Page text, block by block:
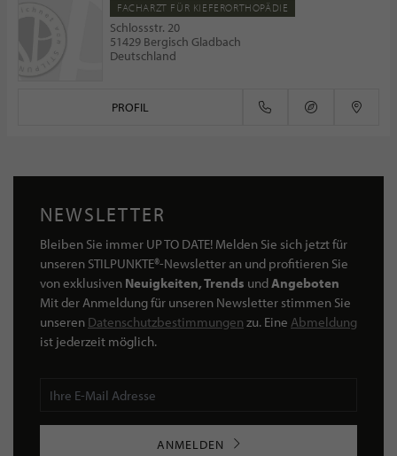
FACHARZT FÜR KIEFERORTHOPÄDIE
Schlossstr. 20
51429 Bergisch Gladbach
Deutschland
PROFIL
NEWSLETTER
Bleiben Sie immer UP TO DATE! Melden Sie sich jetzt für
unseren STILPUNKTE®-Newsletter an und profitieren Sie
von exklusiven Neuigkeiten, Trends undAngeboten
Mit der Anmeldung für unseren Newsletter stimmen Sie
unseren Datenschutzbestimmungen zu. Eine Abmeldung
ist jederzeit möglich.
ANMELDEN